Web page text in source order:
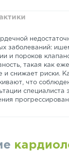
заболеваний:
и пороков
такая как
и снижает риски.
что
специалиста